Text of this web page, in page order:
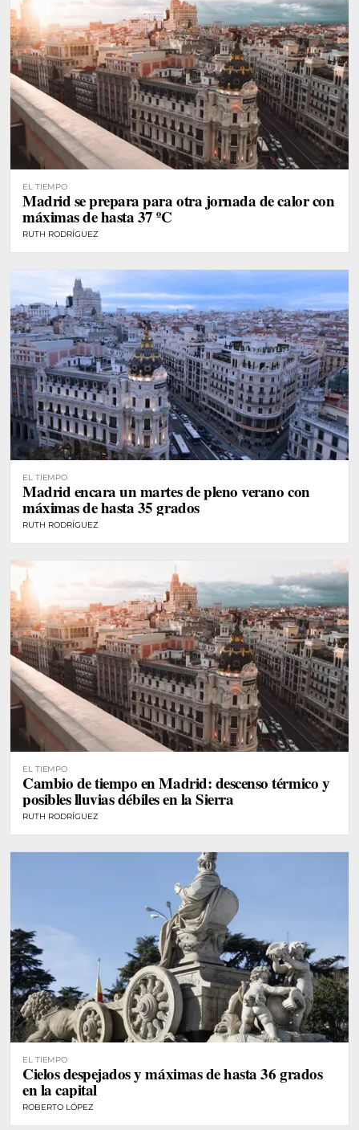
EL TIEMPO
Madrid se prepara para otra jornada de calor con
máximas de hasta 37 ºC
RUTH RODRÍGUEZ
EL TIEMPO
Madrid encara un martes de pleno verano con
máximas de hasta 35 grados
RUTH RODRÍGUEZ
EL TIEMPO
Cambio de tiempo en Madrid: descenso térmico y
posibles lluvias débiles en la Sierra
RUTH RODRÍGUEZ
EL TIEMPO
Cielos despejados y máximas de hasta 36 grados
en la capital
ROBERTO LÓPEZ